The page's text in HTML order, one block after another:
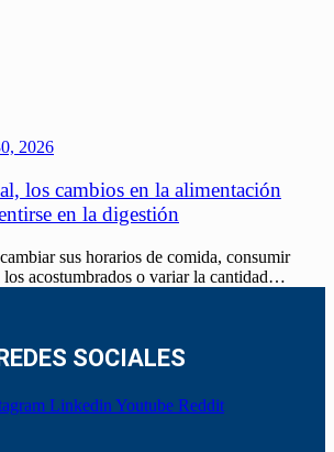
2026
los cambios en la alimentación
en la digestión
sus horarios de comida, consumir
los acostumbrados o variar la cantidad…
SOCIALES
Linkedin Youtube Reddit